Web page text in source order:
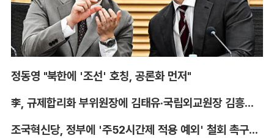
정동영 "북한에 '조선' 호칭, 공론화 먼저"
李, 규제합리화 부위원장에 김태유·국립외교원장 김흥규 임명
조국혁신당, 정부에 '주52시간제 적용 예외' 철회 촉구…"흥정 대상 아냐"